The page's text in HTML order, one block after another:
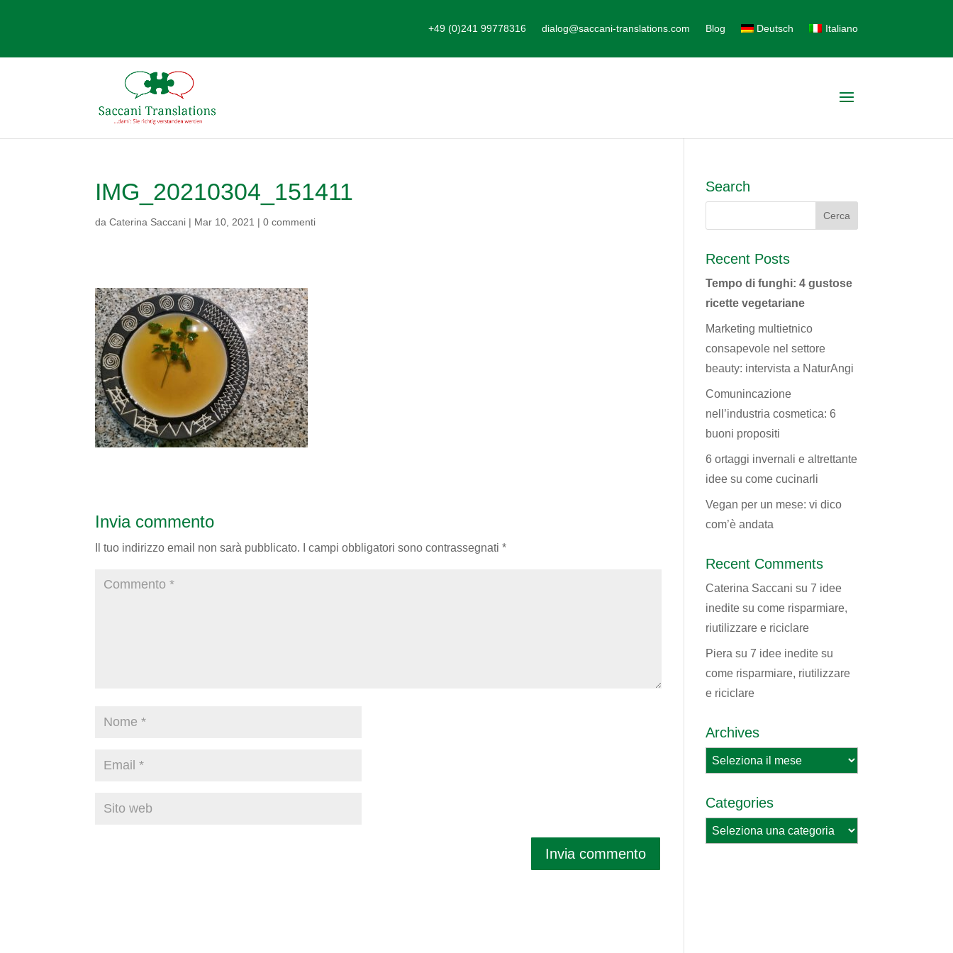
+49 (0)241 99778316 dialog@saccani-translations.com Blog Deutsch Italiano
IMG_20210304_151411
daCaterina Saccani | Mar 10, 2021 |0 commenti
Invia commento
Il tuo indirizzo email non sarà pubblicato. I campi obbligatori sono contrassegnati*
Search
Recent Posts
Tempo di funghi: 4 gustose
ricette vegetariane
Marketing multietnico
consapevole nel settore
beauty: intervista a NaturAngi
Comunincazione
nell’industria cosmetica: 6
buoni propositi
6 ortaggi invernali e altrettante
idee su come cucinarli
Vegan per un mese: vi dico
com’è andata
Recent Comments
Caterina Saccani su 7 idee
inedite su come risparmiare,
riutilizzare e riciclare
Piera su 7 idee inedite su
come risparmiare, riutilizzare
e riciclare
Archives
Archives
Categories
Categories